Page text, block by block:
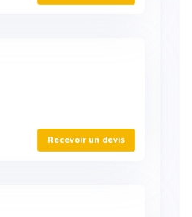
Recevoir un devis